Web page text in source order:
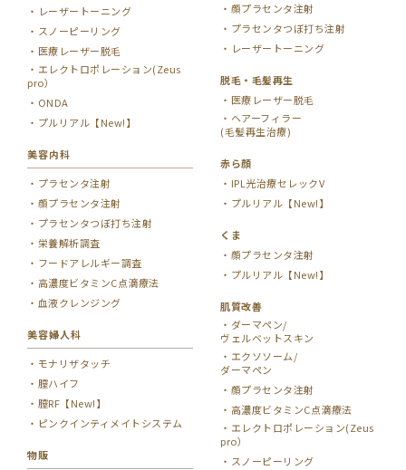
レーザートーニング
スノーピーリング
医療レーザー脱毛
エレクトロポレーション(Zeus
pro）
ONDA
プルリアル【New!】
美容内科
プラセンタ注射
顔プラセンタ注射
プラセンタつぼ打ち注射
栄養解析調査
フードアレルギー調査
高濃度ビタミンC点滴療法
血液クレンジング
美容婦人科
モナリザタッチ
膣ハイフ
膣RF【New!】
ピンクインティメイトシステム
物販
顔プラセンタ注射
プラセンタつぼ打ち注射
レーザートーニング
脱毛・毛髪再生
医療レーザー脱毛
ヘアーフィラー
(毛髪再生治療)
赤ら顔
IPL光治療セレックV
プルリアル【New!】
くま
顔プラセンタ注射
プルリアル【New!】
肌質改善
ダーマペン/
ヴェルベットスキン
エクソソーム/
ダーマペン
顔プラセンタ注射
高濃度ビタミンC点滴療法
エレクトロポレーション(Zeus
pro）
スノーピーリング